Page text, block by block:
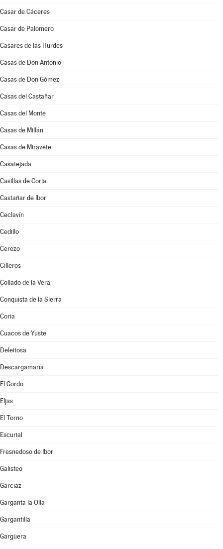
Casar de Cáceres
Casar de Palomero
Casares de las Hurdes
Casas de Don Antonio
Casas de Don Gómez
Casas del Castañar
Casas del Monte
Casas de Millán
Casas de Miravete
Casatejada
Casillas de Coria
Castañar de Ibor
Ceclavín
Cedillo
Cerezo
Cilleros
Collado de la Vera
Conquista de la Sierra
Coria
Cuacos de Yuste
Deleitosa
Descargamaría
El Gordo
Eljas
El Torno
Escurial
Fresnedoso de Ibor
Galisteo
Garciaz
Garganta la Olla
Gargantilla
Gargüera